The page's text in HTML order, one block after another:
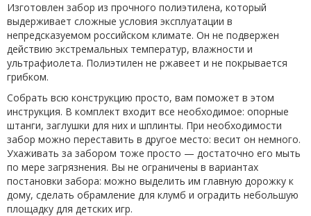
Изготовлен забор из прочного полиэтилена, который
выдерживает сложные условия эксплуатации в
непредсказуемом российском климате. Он не подвержен
действию экстремальных температур, влажности и
ультрафиолета. Полиэтилен не ржавеет и не покрывается
грибком.
Собрать всю конструкцию просто, вам поможет в этом
инструкция. В комплект входит все необходимое: опорные
штанги, заглушки для них и шплинты. При необходимости
забор можно переставить в другое место: весит он немного.
Ухаживать за забором тоже просто — достаточно его мыть
по мере загрязнения. Вы не ограничены в вариантах
постановки забора: можно выделить им главную дорожку к
дому, сделать обрамление для клумб и оградить небольшую
площадку для детских игр.